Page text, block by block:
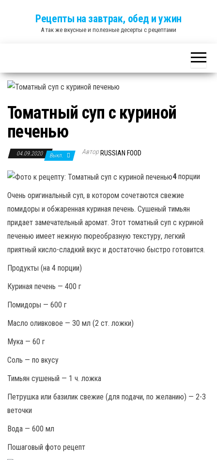
Рецепты на завтрак, обед и ужин
А так же вкусные и полезные десерты с рецептами
Томатный суп с куриной
печенью
04.09.2020 Выкл. Автор RUSSIAN FOOD
4порции
Очень оригинальный суп, в котором сочетаются свежие
помидоры и обжаренная куриная печень. Сушеный тимьян
придает замечательный аромат. Этот томатный суп с куриной
печенью имеет нежную пюреобразную текстуру, легкий
приятный кисло-сладкий вкус и достаточно быстро готовится.
Продукты (на 4 порции)
Куриная печень — 400 г
Помидоры — 600 г
Масло оливковое — 30 мл (2 ст. ложки)
Мука — 60 г
Соль — по вкусу
Тимьян сушеный — 1 ч. ложка
Петрушка или базилик свежие (для подачи, по желанию) — 2-3
веточки
Вода — 600 мл
Пошаговый фото рецепт